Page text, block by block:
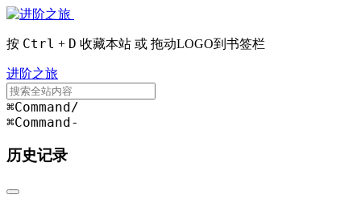
按 Ctrl + D 收藏本站 或 拖动LOGO到书签栏
进阶之旅
⌘Command/
⌘Command-
历史记录